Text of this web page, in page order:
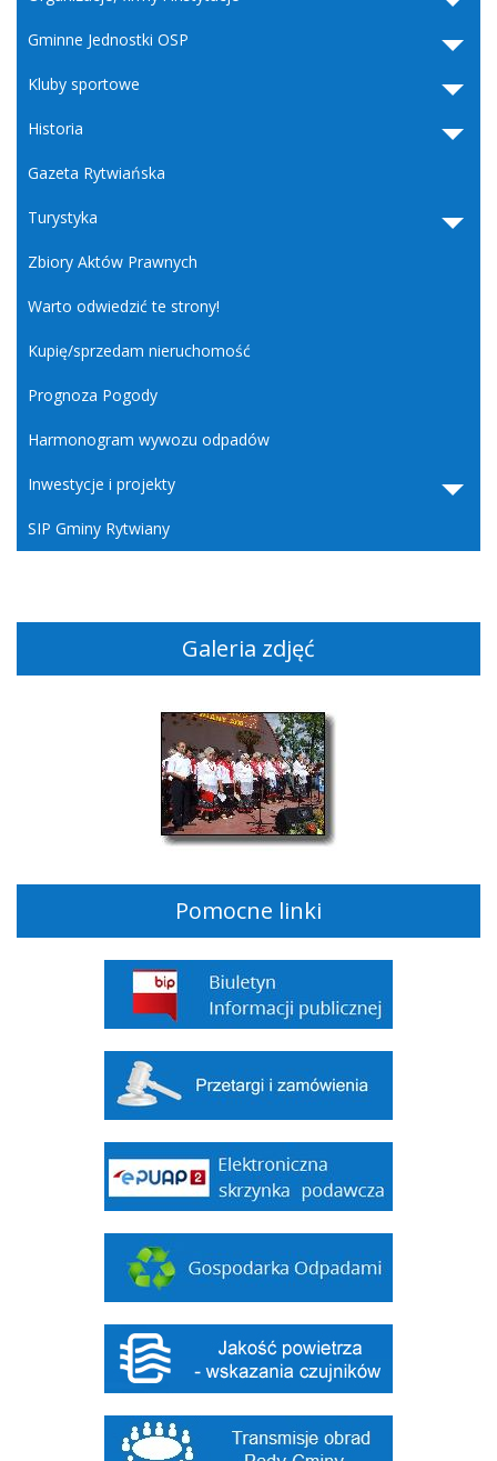
Gminne Jednostki OSP
Kluby sportowe
Historia
Gazeta Rytwiańska
Turystyka
Zbiory Aktów Prawnych
Warto odwiedzić te strony!
Kupię/sprzedam nieruchomość
Prognoza Pogody
Harmonogram wywozu odpadów
Inwestycje i projekty
SIP Gminy Rytwiany
Galeria zdjęć
Pomocne linki